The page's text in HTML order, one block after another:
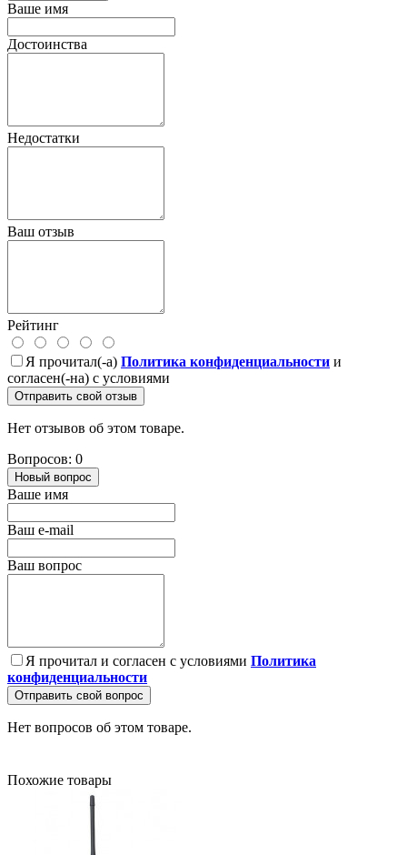
Ваше имя
Достоинства
Недостатки
Ваш отзыв
Рейтинг
Я прочитал(-а) Политика конфиденциальности и
согласен(-на) с условиями
Отправить свой отзыв
Нет отзывов об этом товаре.
Вопросов: 0
Новый вопрос
Ваше имя
Ваш e-mail
Ваш вопрос
Я прочитал и согласен с условиями Политика
конфиденциальности
Отправить свой вопрос
Нет вопросов об этом товаре.
Похожие товары